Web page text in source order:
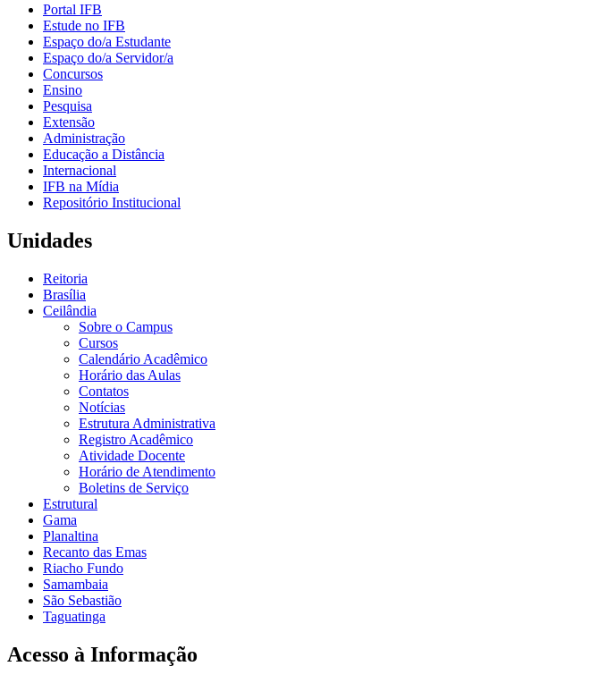
Portal IFB
Estude no IFB
Espaço do/a Estudante
Espaço do/a Servidor/a
Concursos
Ensino
Pesquisa
Extensão
Administração
Educação a Distância
Internacional
IFB na Mídia
Repositório Institucional
Unidades
Reitoria
Brasília
Ceilândia
Sobre o Campus
Cursos
Calendário Acadêmico
Horário das Aulas
Contatos
Notícias
Estrutura Administrativa
Registro Acadêmico
Atividade Docente
Horário de Atendimento
Boletins de Serviço
Estrutural
Gama
Planaltina
Recanto das Emas
Riacho Fundo
Samambaia
São Sebastião
Taguatinga
Acesso à Informação